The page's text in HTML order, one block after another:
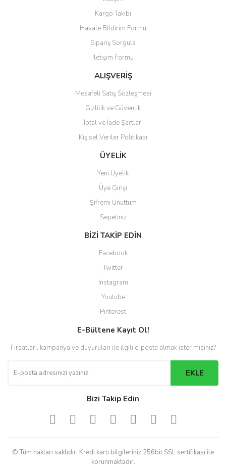
Ürün resmi kalitesiz, bozuk veya görüntülenemiyor.
Ürün açıklamasında eksik bilgiler bulunuyor.
Ürün bilgilerinde hatalar bulunuyor.
Ürün fiyatı diğer sitelerden daha pahalı.
Bu ürüne benzer farklı alternatifler olmalı.
Gönder
Kargo Takibi
Havale Bildirim Formu
Sipariş Sorgula
İletişim Formu
ALIŞVERİŞ
Mesafeli Satış Sözleşmesi
Gizlilik ve Güvenlik
İptal ve İade Şartları
Kişisel Veriler Politikası
ÜYELİK
Yeni Üyelik
Üye Girişi
Şifremi Unuttum
Sepetiniz
BİZİ TAKİP EDİN
Facebook
Twitter
Instagram
Youtube
Pinterest
E-Bültene Kayıt Ol!
Fırsatları, kampanya ve duyuruları ile ilgili e-posta almak ister misiniz?
EKLE
Bizi Takip Edin
© Tüm hakları saklıdır. Kredi kartı bilgileriniz 256bit SSL sertifikası ile
korunmaktadır.